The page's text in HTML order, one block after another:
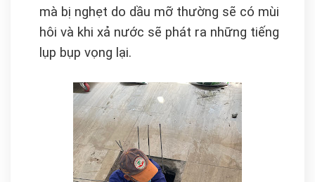
mà bị nghẹt do dầu mỡ thường sẽ có mùi
hôi và khi xả nước sẽ phát ra những tiếng
lụp bụp vọng lại.